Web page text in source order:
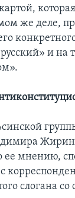
же деле,
и на
ее мнению,
слогана